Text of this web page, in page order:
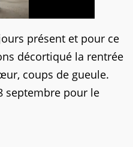
présent et pour ce
décortiqué la rentrée
coups de gueule.
septembre pour le